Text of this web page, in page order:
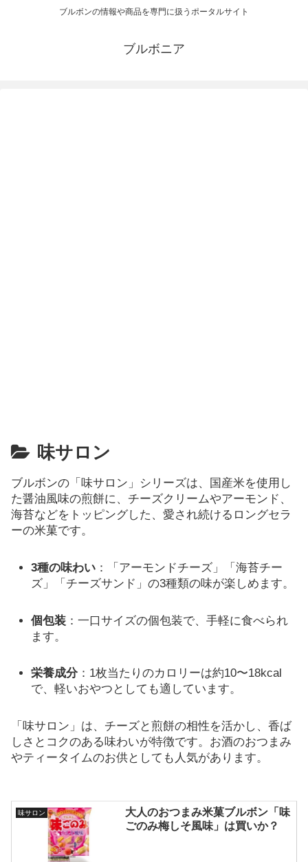
ブルボンの情報や商品を専門に扱うポータルサイト
ブルボニア
味サロン
ブルボンの「味サロン」シリーズは、国産米を使用し
た醤油風味の煎餅に、チーズクリームやアーモンド、
海苔などをトッピングした、愛され続けるロングセラ
ーの米菓です。
3種の味わい ：「アーモンドチーズ」「海苔チー
ズ」「チーズサンド」の3種類の味が楽しめます。
個包装 ：一口サイズの個包装で、手軽に食べられ
ます。
栄養成分 ：1枚当たりのカロリーは約10〜18kcal
で、軽いおやつとしても適しています。
「味サロン」は、チーズと煎餅の相性を活かし、香ば
しさとコクのある味わいが特徴です。お酒のおつまみ
やティータイムのお供としても人気があります。
味サロン
大人のおつまみ米菓ブルボン「味
ごのみ梅しそ風味」は買いか？